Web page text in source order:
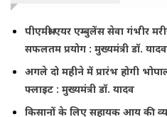
पीएमश्री एयर एम्बुलेंस सेवा गंभीर
सफलतम प्रयोग : मुख्यमंत्री डॉ. यादव
अगले दो महीने में प्रारंभ होगी
फ्लाइट : मुख्यमंत्री डॉ. यादव
किसानों के लिए सहायक आय की